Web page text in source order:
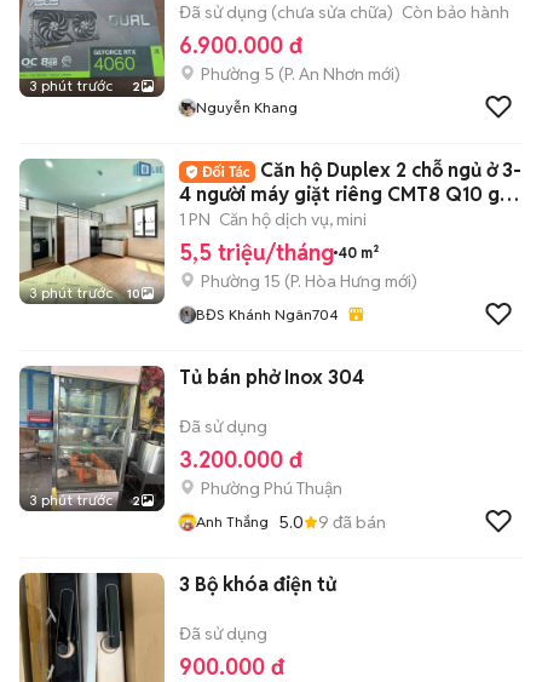
3 phút trước 2
Đã sử dụng (chưa sửa chữa) Còn bảo hành
6.900.000 đ
Phường 5 (P. An Nhơn mới)
Nguyễn Khang
3 phút trước 10
Căn hộ Duplex 2 chỗ ngủ ở 3-
4 người máy giặt riêng CMT8 Q10 gần
UEH
1 PN Căn hộ dịch vụ, mini
5,5 triệu/tháng 40 m²
Phường 15 (P. Hòa Hưng mới)
BĐS Khánh Ngân704
3 phút trước 2
Tủ bán phở Inox 304
Đã sử dụng
3.200.000 đ
Phường Phú Thuận
Anh Thắng 5.0 9 đã bán
3 Bộ khóa điện tử
Đã sử dụng
900.000 đ